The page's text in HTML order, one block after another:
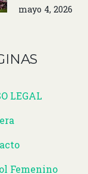
mayo 4, 2026
LEGAL
Femenino